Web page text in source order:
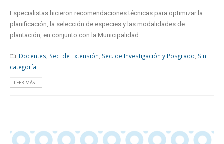
Especialistas hicieron recomendaciones técnicas para optimizar la
planificación, la selección de especies y las modalidades de
plantación, en conjunto con la Municipalidad.
Docentes Sec. de Extensión Sec. de Investigación y Posgrado Sin
categoría
LEER MÁS...